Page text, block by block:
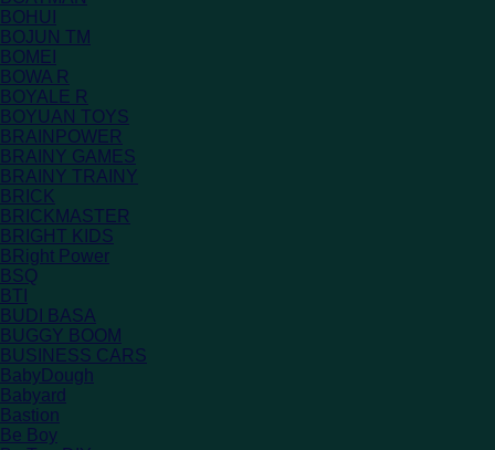
BOHUI
BOJUN TM
BOMEI
BOWA R
BOYALE R
BOYUAN TOYS
BRAINPOWER
BRAINY GAMES
BRAINY TRAINY
BRICK
BRICKMASTER
BRIGHT KIDS
BRight Power
BSQ
BTI
BUDI BASA
BUGGY BOOM
BUSINESS CARS
BabyDough
Babyard
Bastion
Be Boy